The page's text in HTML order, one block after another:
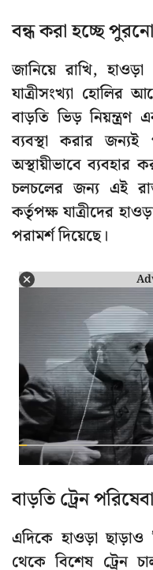
বন্ধ করা হচ্ছে
জানিয়ে রাখি,
যাত্রীসংখ্যা
বাড়তি ভিড় নিয়ন্ত্রণ
ব্যবস্থা করার
অস্থায়ীভাবে ব্যবহার
চলচলের জন্য এই
কর্তৃপক্ষ যাত্রীদের
পরামর্শ দিয়েছে।
বাড়তি ট্রেন পরিষেবা
এদিকে হাওড়া
থেকে বিশেষ ট্রেন